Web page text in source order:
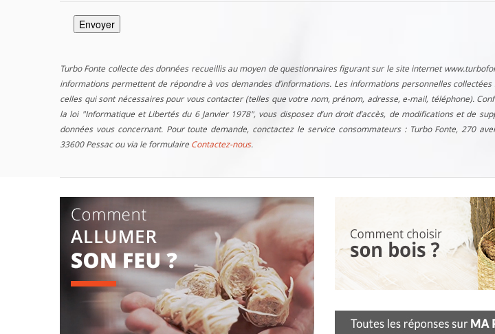
Turbo Fonte collecte des données recueillis au moyen de questionnaires figurant sur le site internet
informations permettent de répondre à vos demandes d’informations. Les informations personnelles
celles qui sont nécessaires pour vous contacter (telles que votre nom, prénom, adresse, e-mail, téléphone).
la loi "Informatique et Libertés du 6 Janvier 1978", vous disposez d’un droit d’accès, de modifications et de
données vous concernant. Pour toute demande, conctactez le service consommateurs : Turbo Fonte, 270
33600 Pessac ou via le formulaire Contactez-nous.